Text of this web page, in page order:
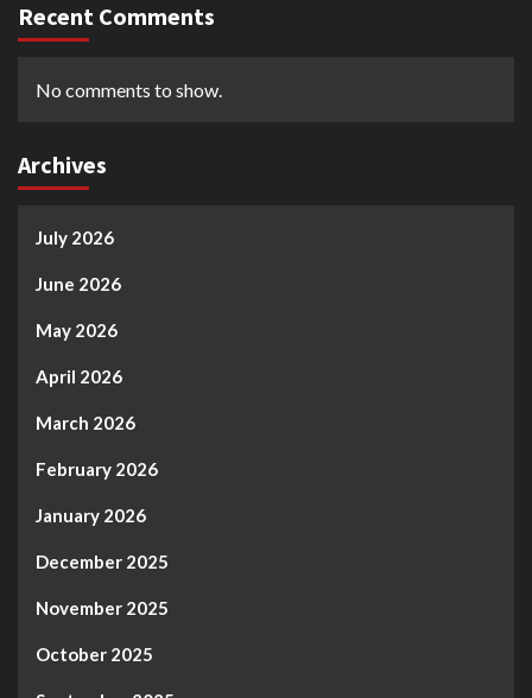
Recent Comments
No comments to show.
Archives
July 2026
June 2026
May 2026
April 2026
March 2026
February 2026
January 2026
December 2025
November 2025
October 2025